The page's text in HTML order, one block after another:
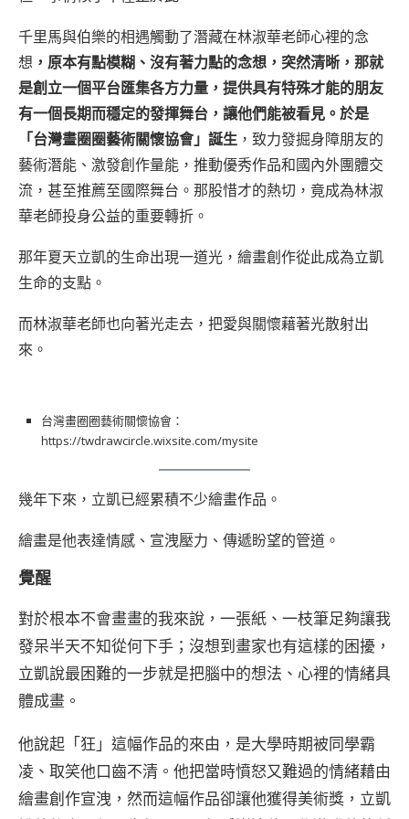
千里馬與伯樂的相遇觸動了潛藏在林淑華老師心裡的念
想 ，原本有點模糊、沒有著力點的念想，突然清晰，那就
是創立一個平台匯集各方力量，提供具有特殊才能的朋友
有一個長期而穩定的發揮舞台，讓他們能被看見。於是
「台灣畫圈圈藝術關懷協會」誕生 ，致力發掘身障朋友的
藝術潛能、激發創作量能，推動優秀作品和國內外團體交
流，甚至推薦至國際舞台。那股惜才的熱切，竟成為林淑
華老師投身公益的重要轉折。
那年夏天立凱的生命出現一道光，繪畫創作從此成為立凱
生命的支點。
而林淑華老師也向著光走去，把愛與關懷藉著光散射出
來。
台灣畫圈圈藝術關懷協會：
https://twdrawcircle.wixsite.com/mysite
幾年下來，立凱已經累積不少繪畫作品。
繪畫是他表達情感、宣洩壓力、傳遞盼望的管道。
覺醒
對於根本不會畫畫的我來說，一張紙、一枝筆足夠讓我
發呆半天不知從何下手；沒想到畫家也有這樣的困擾，
立凱說最困難的一步就是把腦中的想法、心裡的情緒具
體成畫。
他說起「狂」這幅作品的來由，是大學時期被同學霸
凌、取笑他口齒不清。他把當時憤怒又難過的情緒藉由
繪畫創作宣洩，然而這幅作品卻讓他獲得美術獎，立凱